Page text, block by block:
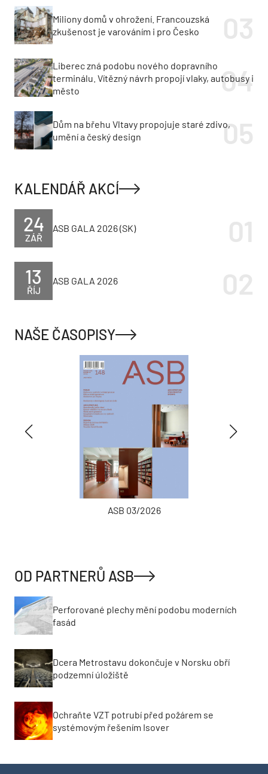
Miliony domů v ohrožení. Francouzská
zkušenost je varováním i pro Česko
Liberec zná podobu nového dopravního
terminálu. Vítězný návrh propojí vlaky, autobusy i
město
Dům na břehu Vltavy propojuje staré zdivo,
umění a český design
KALENDÁŘ AKCÍ
ZÁŘ
24 ASB GALA 2026 (SK)
ŘÍJ
13 ASB GALA 2026
NAŠE ČASOPISY
ASB 03/2026
OD PARTNERŮ ASB
Perforované plechy mění podobu moderních
fasád
Dcera Metrostavu dokončuje v Norsku obří
podzemní úložiště
Ochraňte VZT potrubí před požárem se
systémovým řešením Isover